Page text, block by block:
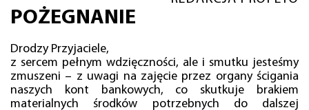
POŻEGNANIE
Drodzy Przyjaciele,
z sercem pełnym wdzięczności, ale i smutku jesteśmy
zmuszeni – z uwagi na zajęcie przez organy ścigania
naszych kont bankowych, co skutkuje brakiem
materialnych środków potrzebnych do dalszej